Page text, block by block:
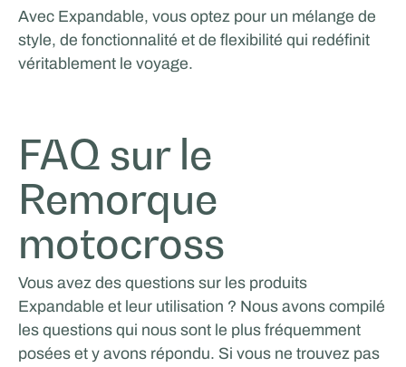
Avec Expandable, vous optez pour un mélange de
style, de fonctionnalité et de flexibilité qui redéfinit
véritablement le voyage.
FAQ sur le
Remorque
motocross
Vous avez des questions sur les produits
Expandable et leur utilisation ? Nous avons compilé
les questions qui nous sont le plus fréquemment
posées et y avons répondu. Si vous ne trouvez pas